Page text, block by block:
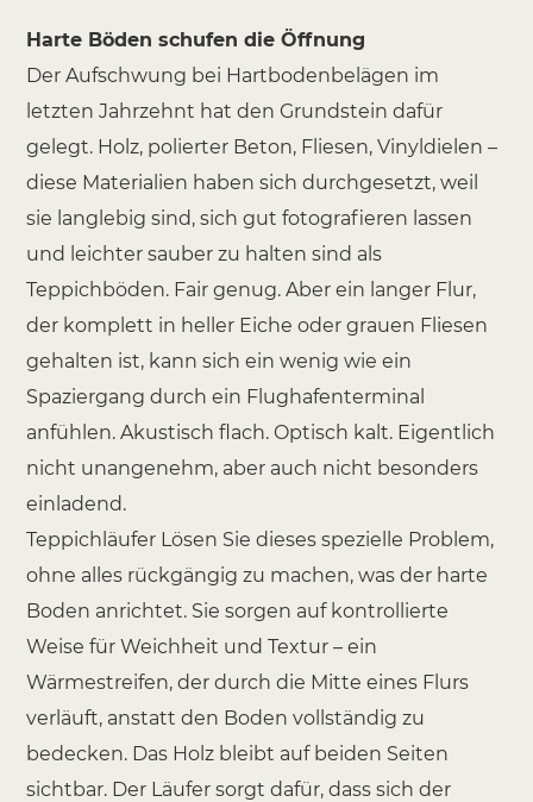
Harte Böden schufen die Öffnung
Der Aufschwung bei Hartbodenbelägen im
letzten Jahrzehnt hat den Grundstein dafür
gelegt. Holz, polierter Beton, Fliesen, Vinyldielen –
diese Materialien haben sich durchgesetzt, weil
sie langlebig sind, sich gut fotografieren lassen
und leichter sauber zu halten sind als
Teppichböden. Fair genug. Aber ein langer Flur,
der komplett in heller Eiche oder grauen Fliesen
gehalten ist, kann sich ein wenig wie ein
Spaziergang durch ein Flughafenterminal
anfühlen. Akustisch flach. Optisch kalt. Eigentlich
nicht unangenehm, aber auch nicht besonders
einladend.
Teppichläufer Lösen Sie dieses spezielle Problem,
ohne alles rückgängig zu machen, was der harte
Boden anrichtet. Sie sorgen auf kontrollierte
Weise für Weichheit und Textur – ein
Wärmestreifen, der durch die Mitte eines Flurs
verläuft, anstatt den Boden vollständig zu
bedecken. Das Holz bleibt auf beiden Seiten
sichtbar. Der Läufer sorgt dafür, dass sich der